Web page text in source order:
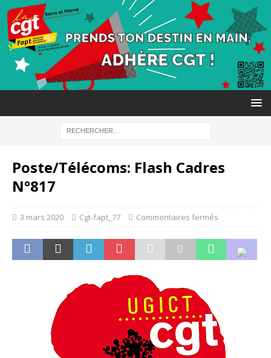
Poste/Télécoms: Flash Cadres
N°817
3 mars 2020 Cgt-fapt_77 Commentaires fermés